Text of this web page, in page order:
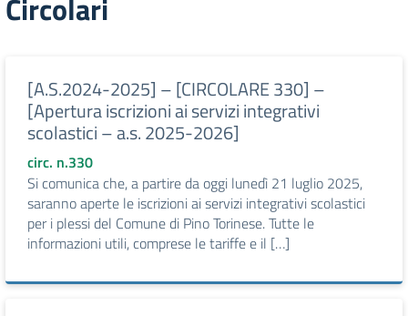
Circolari
[A.S.2024-2025] – [CIRCOLARE 330] –
[Apertura iscrizioni ai servizi integrativi
scolastici – a.s. 2025-2026]
circ. n.330
Si comunica che, a partire da oggi lunedì 21 luglio 2025,
saranno aperte le iscrizioni ai servizi integrativi scolastici
per i plessi del Comune di Pino Torinese. Tutte le
informazioni utili, comprese le tariffe e il […]